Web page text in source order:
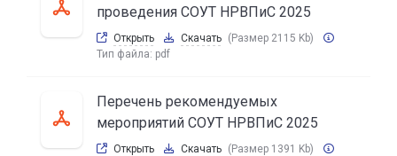
проведения СОУТ НРВПиС 2025
Открыть Скачать (Размер 2115 Kb)
Тип файла: pdf
Перечень рекомендуемых
мероприятий СОУТ НРВПиС 2025
Открыть Скачать (Размер 1391 Kb)